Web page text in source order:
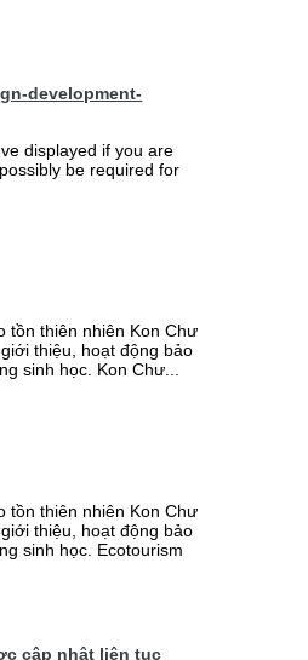
development-
displayed if you are
be required for
tồn thiên nhiên Kon Chư
thiệu, hoạt động bảo
sinh học. Kon Chư...
tồn thiên nhiên Kon Chư
thiệu, hoạt động bảo
sinh học. Ecotourism
cập nhật liên tục